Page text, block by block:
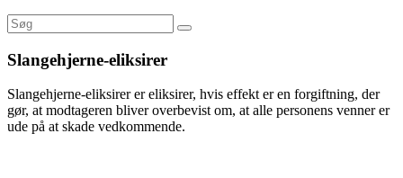
Slangehjerne-eliksirer
Slangehjerne-eliksirer er eliksirer, hvis effekt er en forgiftning, der
gør, at modtageren bliver overbevist om, at alle personens venner er
ude på at skade vedkommende.